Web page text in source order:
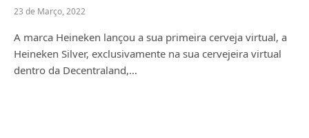
23 de Março, 2022
A marca Heineken lançou a sua primeira cerveja virtual, a
Heineken Silver, exclusivamente na sua cervejeira virtual
dentro da Decentraland,…